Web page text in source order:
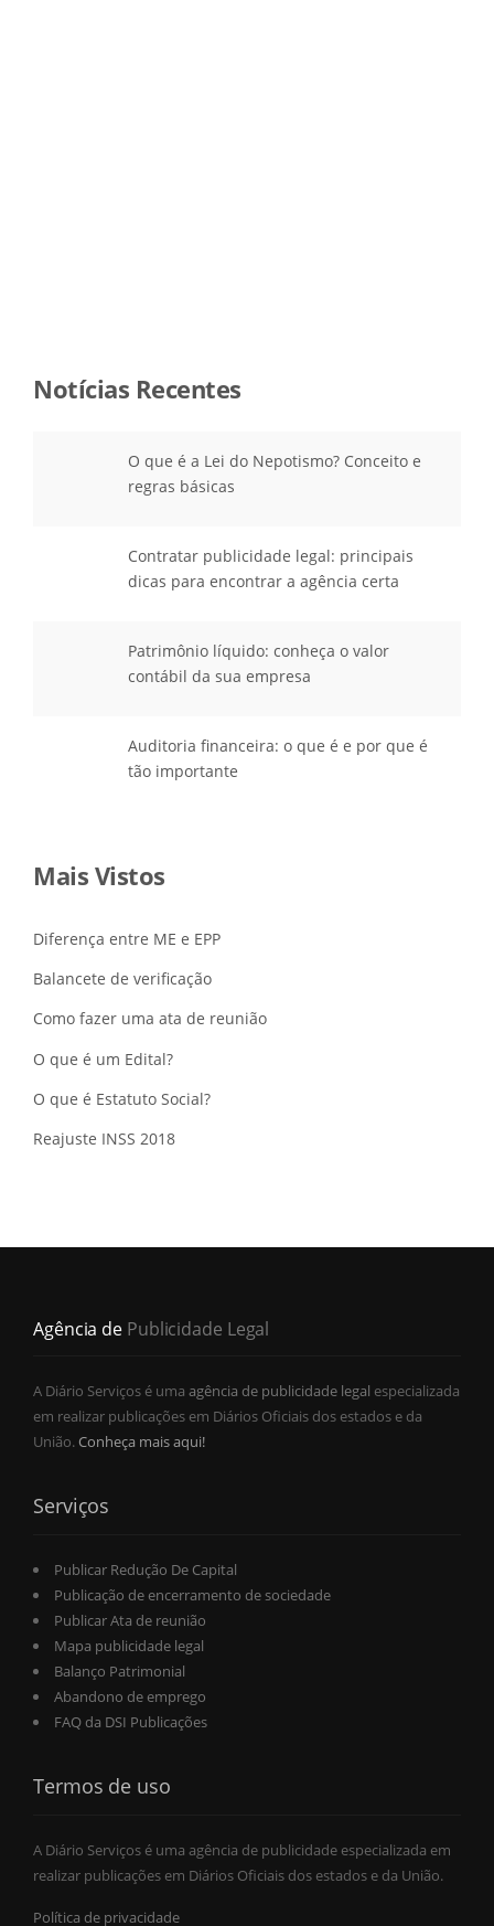
Notícias Recentes
O que é a Lei do Nepotismo? Conceito e
regras básicas
Contratar publicidade legal: principais
dicas para encontrar a agência certa
Patrimônio líquido: conheça o valor
contábil da sua empresa
Auditoria financeira: o que é e por que é
tão importante
Mais Vistos
Diferença entre ME e EPP
Balancete de verificação
Como fazer uma ata de reunião
O que é um Edital?
O que é Estatuto Social?
Reajuste INSS 2018
Agência de Publicidade Legal
A Diário Serviços é uma agência de publicidade legal especializada
em realizar publicações em Diários Oficiais dos estados e da
União.Conheça mais aqui!
Serviços
Publicar Redução De Capital
Publicação de encerramento de sociedade
Publicar Ata de reunião
Mapa publicidade legal
Balanço Patrimonial
Abandono de emprego
FAQ da DSI Publicações
Termos de uso
A Diário Serviços é uma agência de publicidade especializada em
realizar publicações em Diários Oficiais dos estados e da União.
Política de privacidade